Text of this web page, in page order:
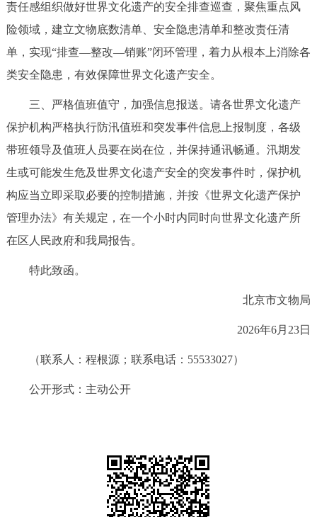
责任感组织做好世界文化遗产的安全排查巡查，聚焦重点风
险领域，建立文物底数清单、安全隐患清单和整改责任清
单，实现“排查—整改—销账”闭环管理，着力从根本上消除各
类安全隐患，有效保障世界文化遗产安全。
三、严格值班值守，加强信息报送。请各世界文化遗产
保护机构严格执行防汛值班和突发事件信息上报制度，各级
带班领导及值班人员要在岗在位，并保持通讯畅通。汛期发
生或可能发生危及世界文化遗产安全的突发事件时，保护机
构应当立即采取必要的控制措施，并按《世界文化遗产保护
管理办法》有关规定，在一个小时内同时向世界文化遗产所
在区人民政府和我局报告。
特此致函。
北京市文物局
2026年6月23日
（联系人：程根源；联系电话：55533027）
公开形式：主动公开